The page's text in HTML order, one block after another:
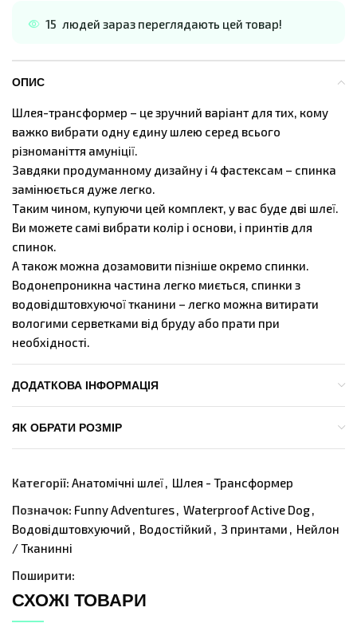
15 людей зараз переглядають цей товар!
ОПИС
Шлея-трансформер – це зручний варіант для тих, кому
важко вибрати одну єдину шлею серед всього
різноманіття амуніції.
Завдяки продуманному дизайну і 4 фастексам – спинка
замінюється дуже легко.
Таким чином, купуючи цей комплект, у вас буде дві шлеї.
Ви можете самі вибрати колір і основи, і принтів для
спинок.
А також можна дозамовити пізніше окремо спинки.
Водонепроникна частина легко миється, спинки з
водовідштовхуючої тканини – легко можна витирати
вологими серветками від бруду або прати при
необхідності.
ДОДАТКОВА ІНФОРМАЦІЯ
ЯК ОБРАТИ РОЗМІР
Категорії: Анатомічні шлеї, Шлея - Трансформер
Позначок: Funny Adventures, Waterproof Active Dog,
Водовідштовхуючий , Водостійкий , З принтами , Нейлон
/ Тканинні
Поширити:
СХОЖІ ТОВАРИ